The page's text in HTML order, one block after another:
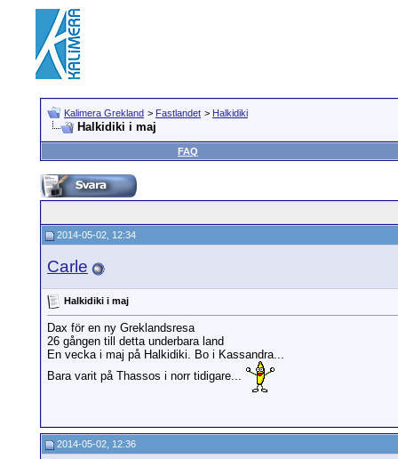
Kalimera Grekland > Fastlandet > Halkidiki
Halkidiki i maj
FAQ
2014-05-02, 12:34
Carle
Halkidiki i maj
Dax för en ny Greklandsresa
26 gången till detta underbara land
En vecka i maj på Halkidiki. Bo i Kassandra...
Bara varit på Thassos i norr tidigare...
2014-05-02, 12:36